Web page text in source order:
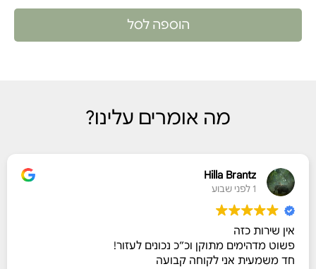
הוספה לסל
מה אומרים עלינו?
Hilla Brantz
1 לפני שבוע
אין שירות כזה
פשוט מדהימים מתוקן וכ״כ נכונים לעזור!
חד משמעית אני לקוחה קבועה